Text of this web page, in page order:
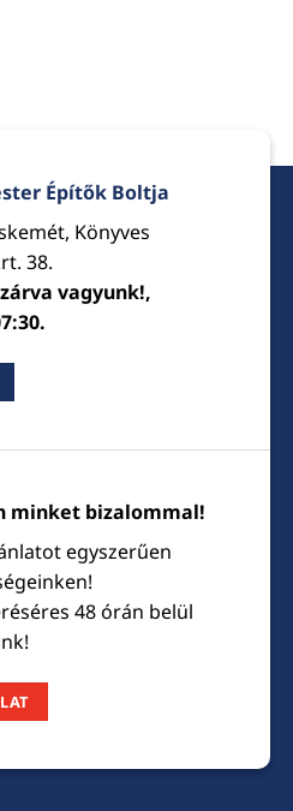
Építők Boltja
Könyves
38.
vagyunk!,
minket bizalommal!
egyszerűen
48 órán belül